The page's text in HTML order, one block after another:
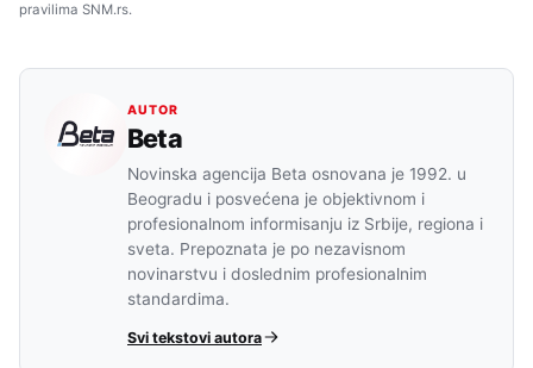
pravilima SNM.rs.
AUTOR
Beta
Novinska agencija Beta osnovana je 1992. u
Beogradu i posvećena je objektivnom i
profesionalnom informisanju iz Srbije, regiona i
sveta. Prepoznata je po nezavisnom
novinarstvu i doslednim profesionalnim
standardima.
Svi tekstovi autora